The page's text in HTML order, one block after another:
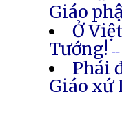
Giáo
Ở
Tướng! --
Phái
Giáo xứ